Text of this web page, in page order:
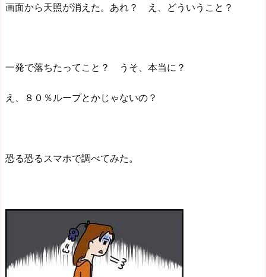
画面から天照が消えた。あれ？ え、どういうこと？
一発で落ちたってこと？ うそ、本当に？
え、８０％ループとかじゃないの？
恐る恐るスマホで調べてみた。